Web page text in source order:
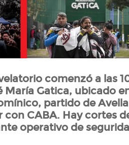
comenzó a las
María Gatica, ubicado
partido de
con CABA. Hay cortes
operativo de